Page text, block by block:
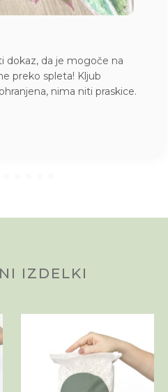
dokaz, da je mogoče na
preko spleta! Kljub
nima niti praskice.
IZDELKI